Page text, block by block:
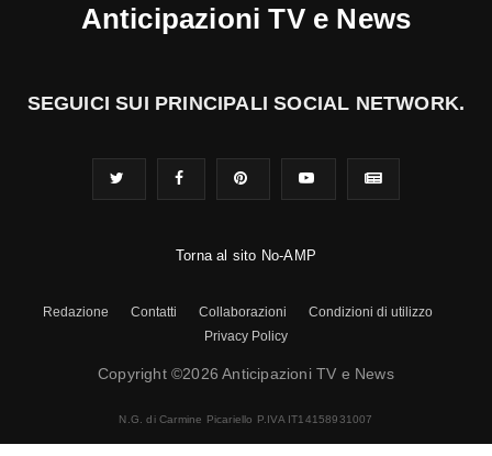
Anticipazioni TV e News
SEGUICI SUI PRINCIPALI SOCIAL NETWORK.
Torna al sito No-AMP
Redazione Contatti Collaborazioni
Condizioni di utilizzo
Privacy Policy
Copyright ©2026 Anticipazioni TV e News
N.G. di Carmine Picariello P.IVA IT14158931007